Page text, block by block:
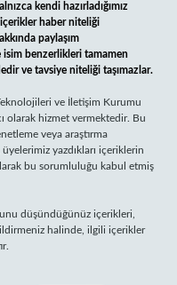
kendi hazırladığımız
içerikler haber niteliği
paylaşım
isim benzerlikleri tamamen
ve tavsiye niteliği taşımazlar.
ve İletişim Kurumu
olarak hizmet vermektedir. Bu
veya araştırma
yazdıkları içeriklerin
bu sorumluluğu kabul etmiş
düşündüğünüz içerikleri,
halinde, ilgili içerikler